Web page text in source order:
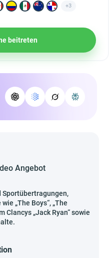
+3
beitreten
Angebot
Sportübertragungen,
„The Boys“, „The
Clancys „Jack Ryan“ sowie